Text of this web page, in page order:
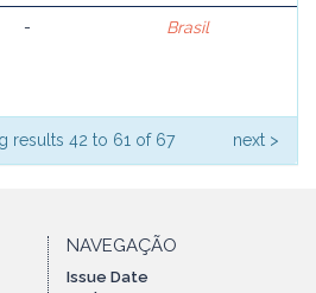
- Brasil
results 42 to 61 of 67 next >
NAVEGAÇÃO
Issue Date